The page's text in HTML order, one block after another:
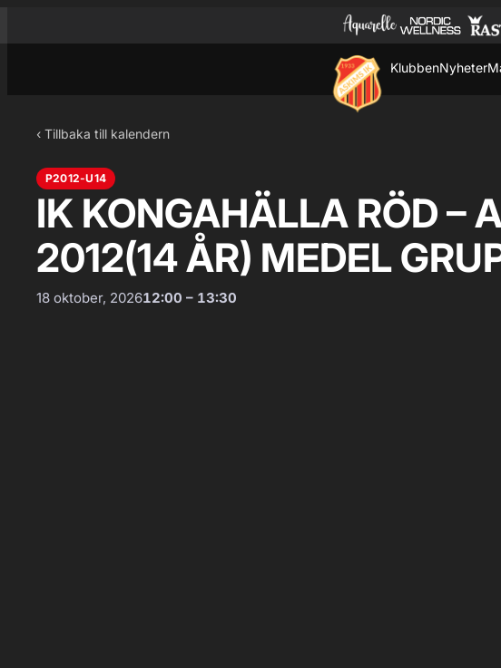
till
KlubbenNyheter
‹ Tillbaka till kalendern
P2012-U14
IK KONGAHÄLLA RÖD –
2012(14 ÅR) MEDEL
18 oktober, 202612:00 – 13:30